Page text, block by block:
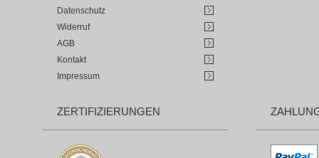
Datenschutz
Widerruf
AGB
Kontakt
Impressum
ZERTIFIZIERUNGEN